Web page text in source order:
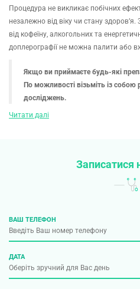
Процедура не викликає побічних
незалежно від віку чи стану
від кофеїну, алкогольних та
доплерографії не можна палити або
Якщо ви приймаєте будь-які
По можливості візьміть із собою
досліджень.
консультативний висновок. Потім Ви
консультацію терапевта чи
Доплерографія судин головного
кровотік у судинах мозку, виявити
артерій. Зробіть доплер судин
турбують:
Читати далі
Записатися
ВАШ ТЕЛЕФОН
ДАТА